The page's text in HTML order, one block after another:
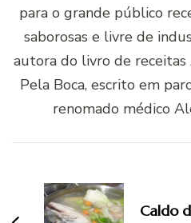
para o grande público
saborosas e livre de
autora do livro de
Pela Boca, escrito em
renomado médico
post
Caldo